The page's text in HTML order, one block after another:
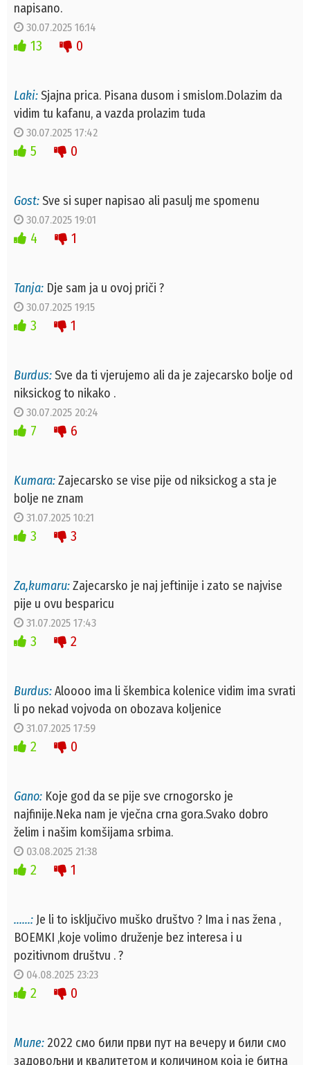
napisano.
30.07.2025 16:14
13 0
Laki:Sjajna prica. Pisana dusom i smislom.Dolazim da
vidim tu kafanu, a vazda prolazim tuda
30.07.2025 17:42
5 0
Gost:Sve si super napisao ali pasulj me spomenu
30.07.2025 19:01
4 1
Tanja: Dje sam ja u ovoj priči ?
30.07.2025 19:15
3 1
Burdus:Sve da ti vjerujemo ali da je zajecarsko bolje od
niksickog to nikako .
30.07.2025 20:24
7 6
Kumara:Zajecarsko se vise pije od niksickog a sta je
bolje ne znam
31.07.2025 10:21
3 3
Za,kumaru:Zajecarsko je naj jeftinije i zato se najvise
pije u ovu besparicu
31.07.2025 17:43
3 2
Burdus:Aloooo ima li škembica kolenice vidim ima svrati
li po nekad vojvoda on obozava koljenice
31.07.2025 17:59
2 0
Gano: Koje god da se pije sve crnogorsko je
najfinije.Neka nam je vječna crna gora.Svako dobro
želim i našim komšijama srbima.
03.08.2025 21:38
2 1
......: Je li to isključivo muško društvo ? Ima i nas žena ,
BOEMKI ,koje volimo druženje bez interesa i u
pozitivnom društvu . ?
04.08.2025 23:23
2 0
Миле: 2022 смо били први пут на вечеру и били смо
задовољни и квалитетом и количином која је битна